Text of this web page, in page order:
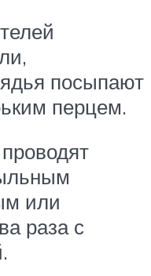
посыпают
перцем.
или
раза с